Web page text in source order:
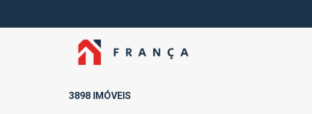
3898 IMÓVEIS